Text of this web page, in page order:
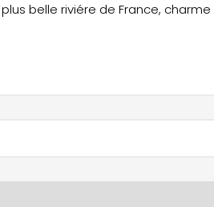
belle riviére de France,